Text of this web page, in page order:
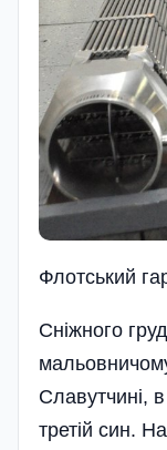
Флотський
Сніжного
Славутчині,
третій син.